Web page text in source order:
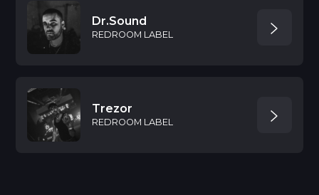
Dr.Sound
REDROOM LABEL
Trezor
REDROOM LABEL